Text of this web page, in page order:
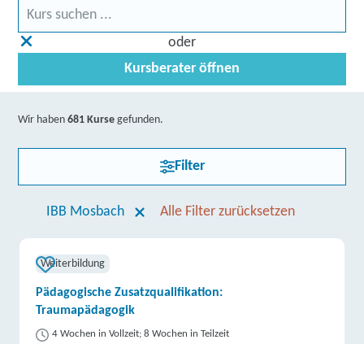
oder
Kursberater öffnen
Wir haben681 Kurse gefunden.
Filter
IBB Mosbach Alle Filter zurücksetzen
Weiterbildung
Pädagogische Zusatzqualifikation:
Traumapädagogik
4 Wochen in Vollzeit; 8 Wochen in Teilzeit